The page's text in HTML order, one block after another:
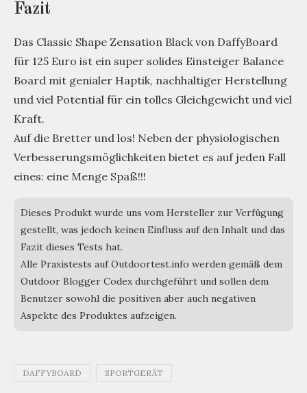
Fazit
Das Classic Shape Zensation Black von DaffyBoard
für 125 Euro ist ein super solides Einsteiger Balance
Board mit genialer Haptik, nachhaltiger Herstellung
und viel Potential für ein tolles Gleichgewicht und viel
Kraft.
Auf die Bretter und los! Neben der physiologischen
Verbesserungsmöglichkeiten bietet es auf jeden Fall
eines: eine Menge Spaß!!!
Dieses Produkt wurde uns vom Hersteller zur Verfügung
gestellt, was jedoch keinen Einfluss auf den Inhalt und das
Fazit dieses Tests hat.
Alle Praxistests auf Outdoortest.info werden gemäß dem
Outdoor Blogger Codex durchgeführt und sollen dem
Benutzer sowohl die positiven aber auch negativen
Aspekte des Produktes aufzeigen.
DAFFYBOARD SPORTGERÄT